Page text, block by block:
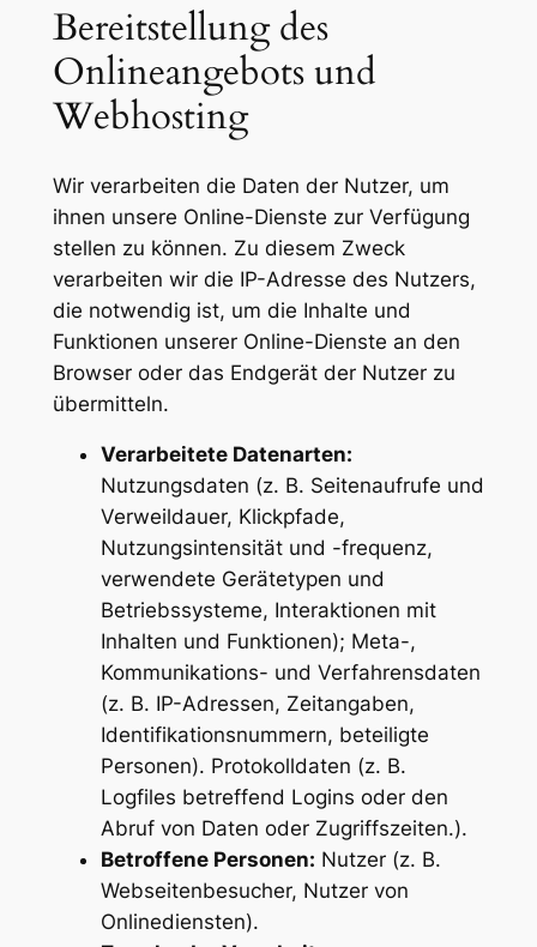
Bereitstellung des
Onlineangebots und
Webhosting
Wir verarbeiten die Daten der Nutzer, um
ihnen unsere Online-Dienste zur Verfügung
stellen zu können. Zu diesem Zweck
verarbeiten wir die IP-Adresse des Nutzers,
die notwendig ist, um die Inhalte und
Funktionen unserer Online-Dienste an den
Browser oder das Endgerät der Nutzer zu
übermitteln.
Verarbeitete Datenarten:
Nutzungsdaten (z. B. Seitenaufrufe und
Verweildauer, Klickpfade,
Nutzungsintensität und -frequenz,
verwendete Gerätetypen und
Betriebssysteme, Interaktionen mit
Inhalten und Funktionen); Meta-,
Kommunikations- und Verfahrensdaten
(z. B. IP-Adressen, Zeitangaben,
Identifikationsnummern, beteiligte
Personen). Protokolldaten (z. B.
Logfiles betreffend Logins oder den
Abruf von Daten oder Zugriffszeiten.).
Betroffene Personen: Nutzer (z. B.
Webseitenbesucher, Nutzer von
Onlinediensten).